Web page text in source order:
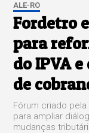
ALE-RO
Fordetro
para
do IPVA
de
Fórum criado
para ampliar
mudanças